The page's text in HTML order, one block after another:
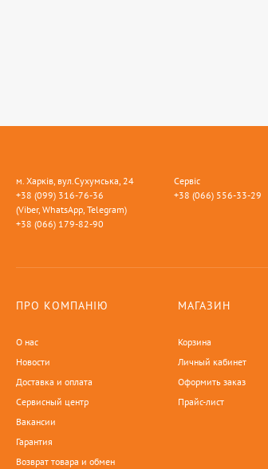
м. Харків, вул.Сухумська, 24
+38 (099) 316-76-36
(Viber, WhatsApp, Telegram)
+38 (066) 179-82-90
Сервіс
+38 (066) 556-33-29
ПРО КОМПАНІЮ
О нас
Новости
Доставка и оплата
Сервисный центр
Вакансии
Гарантия
Возврат товара и обмен
МАГАЗИН
Корзина
Личный кабинет
Оформить заказ
Прайс-лист